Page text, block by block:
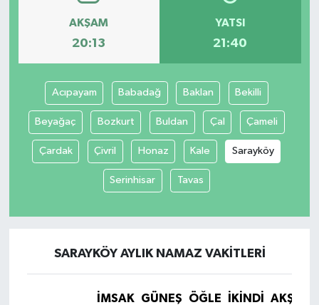
AKŞAM
20:13
YATSI
21:40
Acıpayam Babadağ Baklan Bekilli
Beyağaç Bozkurt Buldan Çal Çameli
Çardak Çivril Honaz Kale Sarayköy
Serinhisar Tavas
SARAYKÖY AYLIK NAMAZ VAKITLERI
İMSAK GÜNEŞ ÖĞLE İKINDI
AKŞAM